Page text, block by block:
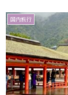
国内旅行